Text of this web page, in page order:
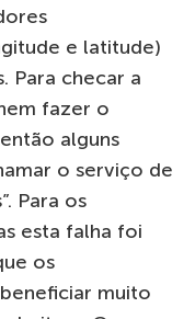
e latitude)
Para checar a
fazer o
alguns
o serviço de
Para os
esta falha foi
os
muito